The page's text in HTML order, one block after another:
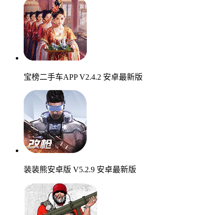
宝榜二手车APP V2.4.2 安卓最新版
装装熊安卓版 V5.2.9 安卓最新版